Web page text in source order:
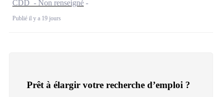
CDD - Non renseigné
Publié il y a 19 jours
Prêt à élargir votre recherche d’emploi ?